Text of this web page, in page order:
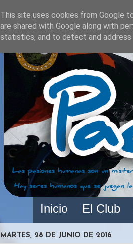
Inicio El Club
MARTES, 28 DE JUNIO DE 2016
This site uses cookies from Google
are shared with Google along with
statistics, and to detect and address